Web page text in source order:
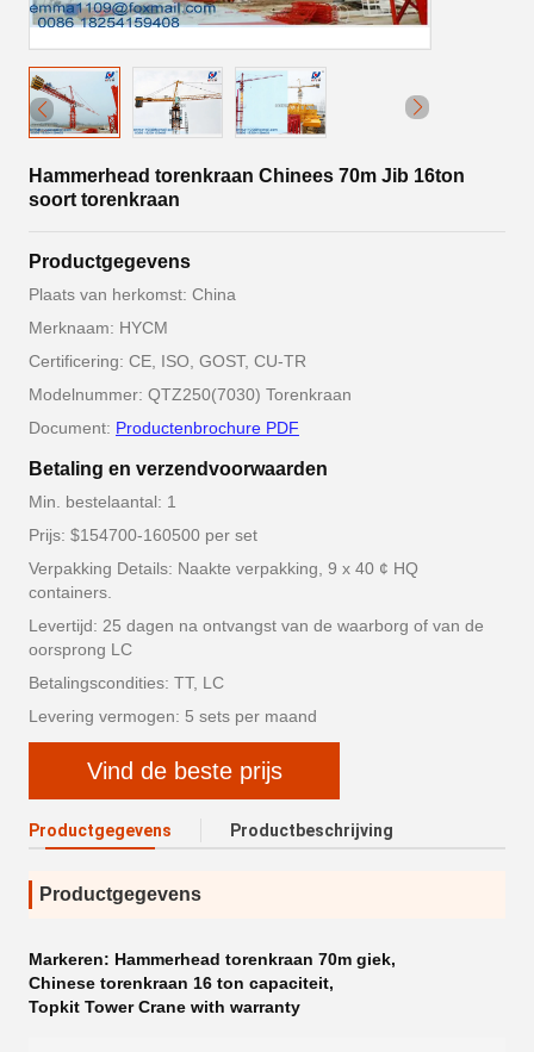
Hammerhead torenkraan Chinees 70m Jib 16ton
soort torenkraan
Productgegevens
Plaats van herkomst: China
Merknaam: HYCM
Certificering: CE, ISO, GOST, CU-TR
Modelnummer: QTZ250(7030) Torenkraan
Document: Productenbrochure PDF
Betaling en verzendvoorwaarden
Min. bestelaantal: 1
Prijs: $154700-160500 per set
Verpakking Details: Naakte verpakking, 9 x 40 ¢ HQ
containers.
Levertijd: 25 dagen na ontvangst van de waarborg of van de
oorsprong LC
Betalingscondities: TT, LC
Levering vermogen: 5 sets per maand
Vind de beste prijs
Productgegevens Productbeschrijving
Productgegevens
Markeren: Hammerhead torenkraan 70m giek,
Chinese torenkraan 16 ton capaciteit,
Topkit Tower Crane with warranty